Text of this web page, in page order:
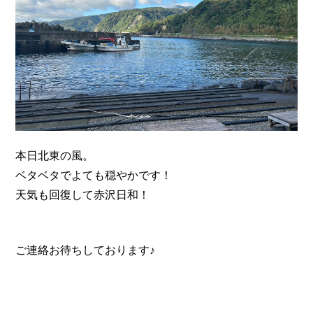
本日北東の風。
ベタベタでよても穏やかです！
天気も回復して赤沢日和！
ご連絡お待ちしております♪